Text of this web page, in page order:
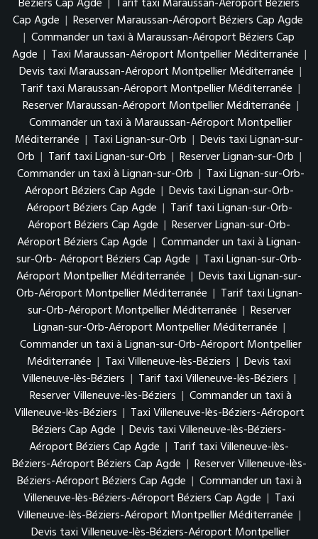
Cap Agde | Reserver Maraussan-Aéroport Béziers Cap Agde
| Commander un taxi à Maraussan-Aéroport Béziers Cap
Agde | Taxi Maraussan-Aéroport Montpellier Méditerranée |
Devis taxi Maraussan-Aéroport Montpellier Méditerranée |
Tarif taxi Maraussan-Aéroport Montpellier Méditerranée |
Reserver Maraussan-Aéroport Montpellier Méditerranée |
Commander un taxi à Maraussan-Aéroport Montpellier
Méditerranée | Taxi Lignan-sur-Orb | Devis taxi Lignan-sur-
Orb | Tarif taxi Lignan-sur-Orb | Reserver Lignan-sur-Orb |
Commander un taxi à Lignan-sur-Orb | Taxi Lignan-sur-Orb-
Aéroport Béziers Cap Agde | Devis taxi Lignan-sur-Orb-
Aéroport Béziers Cap Agde | Tarif taxi Lignan-sur-Orb-
Aéroport Béziers Cap Agde | Reserver Lignan-sur-Orb-
Aéroport Béziers Cap Agde | Commander un taxi à Lignan-
sur-Orb- Aéroport Béziers Cap Agde | Taxi Lignan-sur-Orb-
Aéroport Montpellier Méditerranée | Devis taxi Lignan-sur-
Orb-Aéroport Montpellier Méditerranée | Tarif taxi Lignan-
sur-Orb-Aéroport Montpellier Méditerranée | Reserver
Lignan-sur-Orb-Aéroport Montpellier Méditerranée |
Commander un taxi à Lignan-sur-Orb-Aéroport Montpellier
Méditerranée | Taxi Villeneuve-lès-Béziers | Devis taxi
Villeneuve-lès-Béziers | Tarif taxi Villeneuve-lès-Béziers |
Reserver Villeneuve-lès-Béziers | Commander un taxi à
Villeneuve-lès-Béziers | Taxi Villeneuve-lès-Béziers-Aéroport
Béziers Cap Agde | Devis taxi Villeneuve-lès-Béziers-
Aéroport Béziers Cap Agde | Tarif taxi Villeneuve-lès-
Béziers-Aéroport Béziers Cap Agde | Reserver Villeneuve-lès-
Béziers-Aéroport Béziers Cap Agde | Commander un taxi à
Villeneuve-lès-Béziers-Aéroport Béziers Cap Agde | Taxi
Villeneuve-lès-Béziers-Aéroport Montpellier Méditerranée |
Devis taxi Villeneuve-lès-Béziers-Aéroport Montpellier